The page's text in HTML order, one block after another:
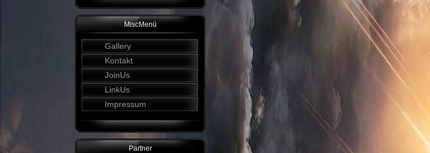
MiscMenü
Gallery
Kontakt
JoinUs
LinkUs
Impressum
Partner